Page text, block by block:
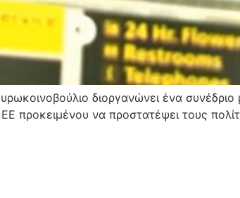
διοργανώνει ένα
προκειμένου να προστατέψει τους